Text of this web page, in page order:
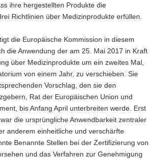
ihre hergestellten Produkte die
Richtlinien über Medizinprodukte erfüllen.
die Europäische Kommission in diesem
die Anwendung der am 25. Mai 2017 in Kraft
über Medizinprodukte um ein zweites Mal,
von einem Jahr, zu verschieben. Sie
Vorschlag, den sie den
Rat der Europäischen Union und
bis Anfang April unterbreiten werde. Erst
die ursprüngliche Anwendbarkeit zentraler
anderem einheitliche und verschärfte
Benannte Stellen bei der Zertifizierung von
und das Verfahren zur Genehmigung